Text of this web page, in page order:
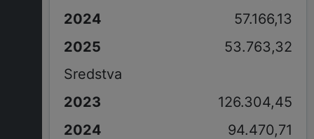
57.166,13
53.763,32
Sredstva
126.304,45
94.470,71